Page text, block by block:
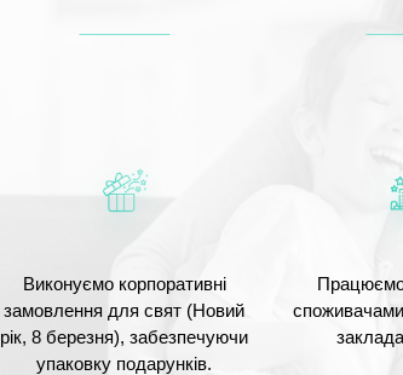
Виконуємо корпоративні
замовлення для свят (Новий
рік, 8 березня), забезпечуючи
упаковку подарунків.
Працюємо